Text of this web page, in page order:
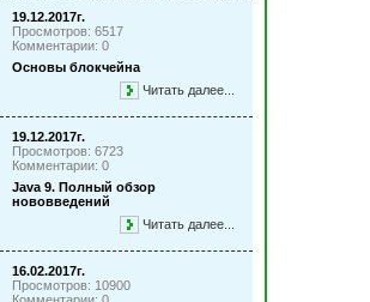
19.12.2017г.
Просмотров: 6517
Комментарии: 0
Основы блокчейна
Читать далее...
19.12.2017г.
Просмотров: 6723
Комментарии: 0
Java 9. Полный обзор
нововведений
Читать далее...
16.02.2017г.
Просмотров: 10900